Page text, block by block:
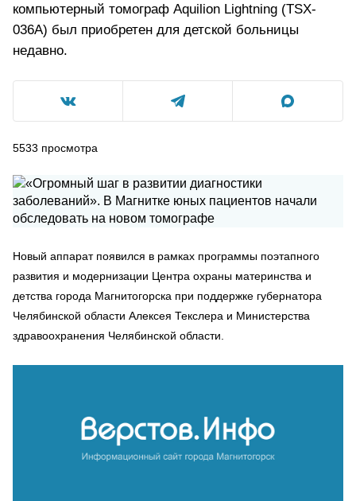
компьютерный томограф Aquilion Lightning (TSX-
036A) был приобретен для детской больницы
недавно.
5533 просмотра
Новый аппарат появился в рамках программы поэтапного
развития и модернизации Центра охраны материнства и
детства города Магнитогорска при поддержке губернатора
Челябинской области Алексея Текслера и Министерства
здравоохранения Челябинской области.